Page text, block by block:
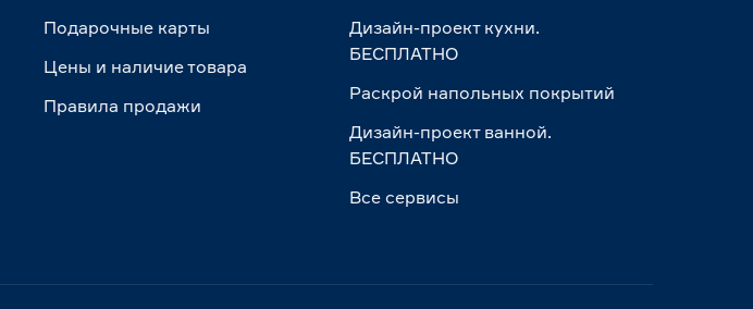
Подарочные карты
Цены и наличие товара
Правила продажи
Дизайн-проект кухни.
БЕСПЛАТНО
Раскрой напольных покрытий
Дизайн-проект ванной.
БЕСПЛАТНО
Все сервисы